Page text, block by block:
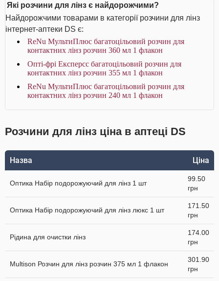
Які розчини для лінз є найдорожчими?
Найдорожчими товарами в категорії розчини для лінз
інтернет-аптеки DS є:
ReNu МультиПлюс багатоцільовий розчин для
контактних лінз розчин 360 мл 1 флакон
Опті-фрі Експерсс багатоцільовий розчин для
контактних лінз розчин 355 мл 1 флакон
ReNu МультиПлюс багатоцільовий розчин для
контактних лінз розчин 240 мл 1 флакон
Розчини для лінз ціна в аптеці DS
Назва Ціна
Оптика Набір подорожуючий для лінз 1 шт
99.50
грн
Оптика Набір подорожуючий для лінз люкс 1 шт
171.50
грн
Рідина для очистки лінз
174.00
грн
Multison Розчин для лінз розчин 375 мл 1 флакон
301.90
грн